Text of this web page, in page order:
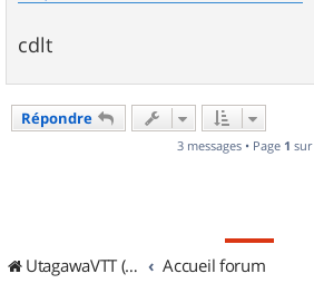
cdlt
Répondre
3 messages • Page 1 sur
UtagawaVTT (Randos VTT et VTTAE avec traces GPS) Accueil forum